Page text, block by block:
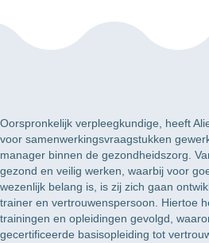
Oorspronkelijk verpleegkundige, heeft
voor samenwerkingsvraagstukken
manager binnen de gezondheidszorg.
gezond en veilig werken, waarbij voor
wezenlijk belang is, is zij zich gaan
trainer en vertrouwenspersoon. Hiertoe
trainingen en opleidingen gevolgd,
gecertificeerde basisopleiding tot